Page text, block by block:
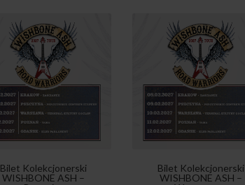
Bilet Kolekcjonerski
WISHBONE ASH –
Bilet Kolekcjonerski
WISHBONE ASH –